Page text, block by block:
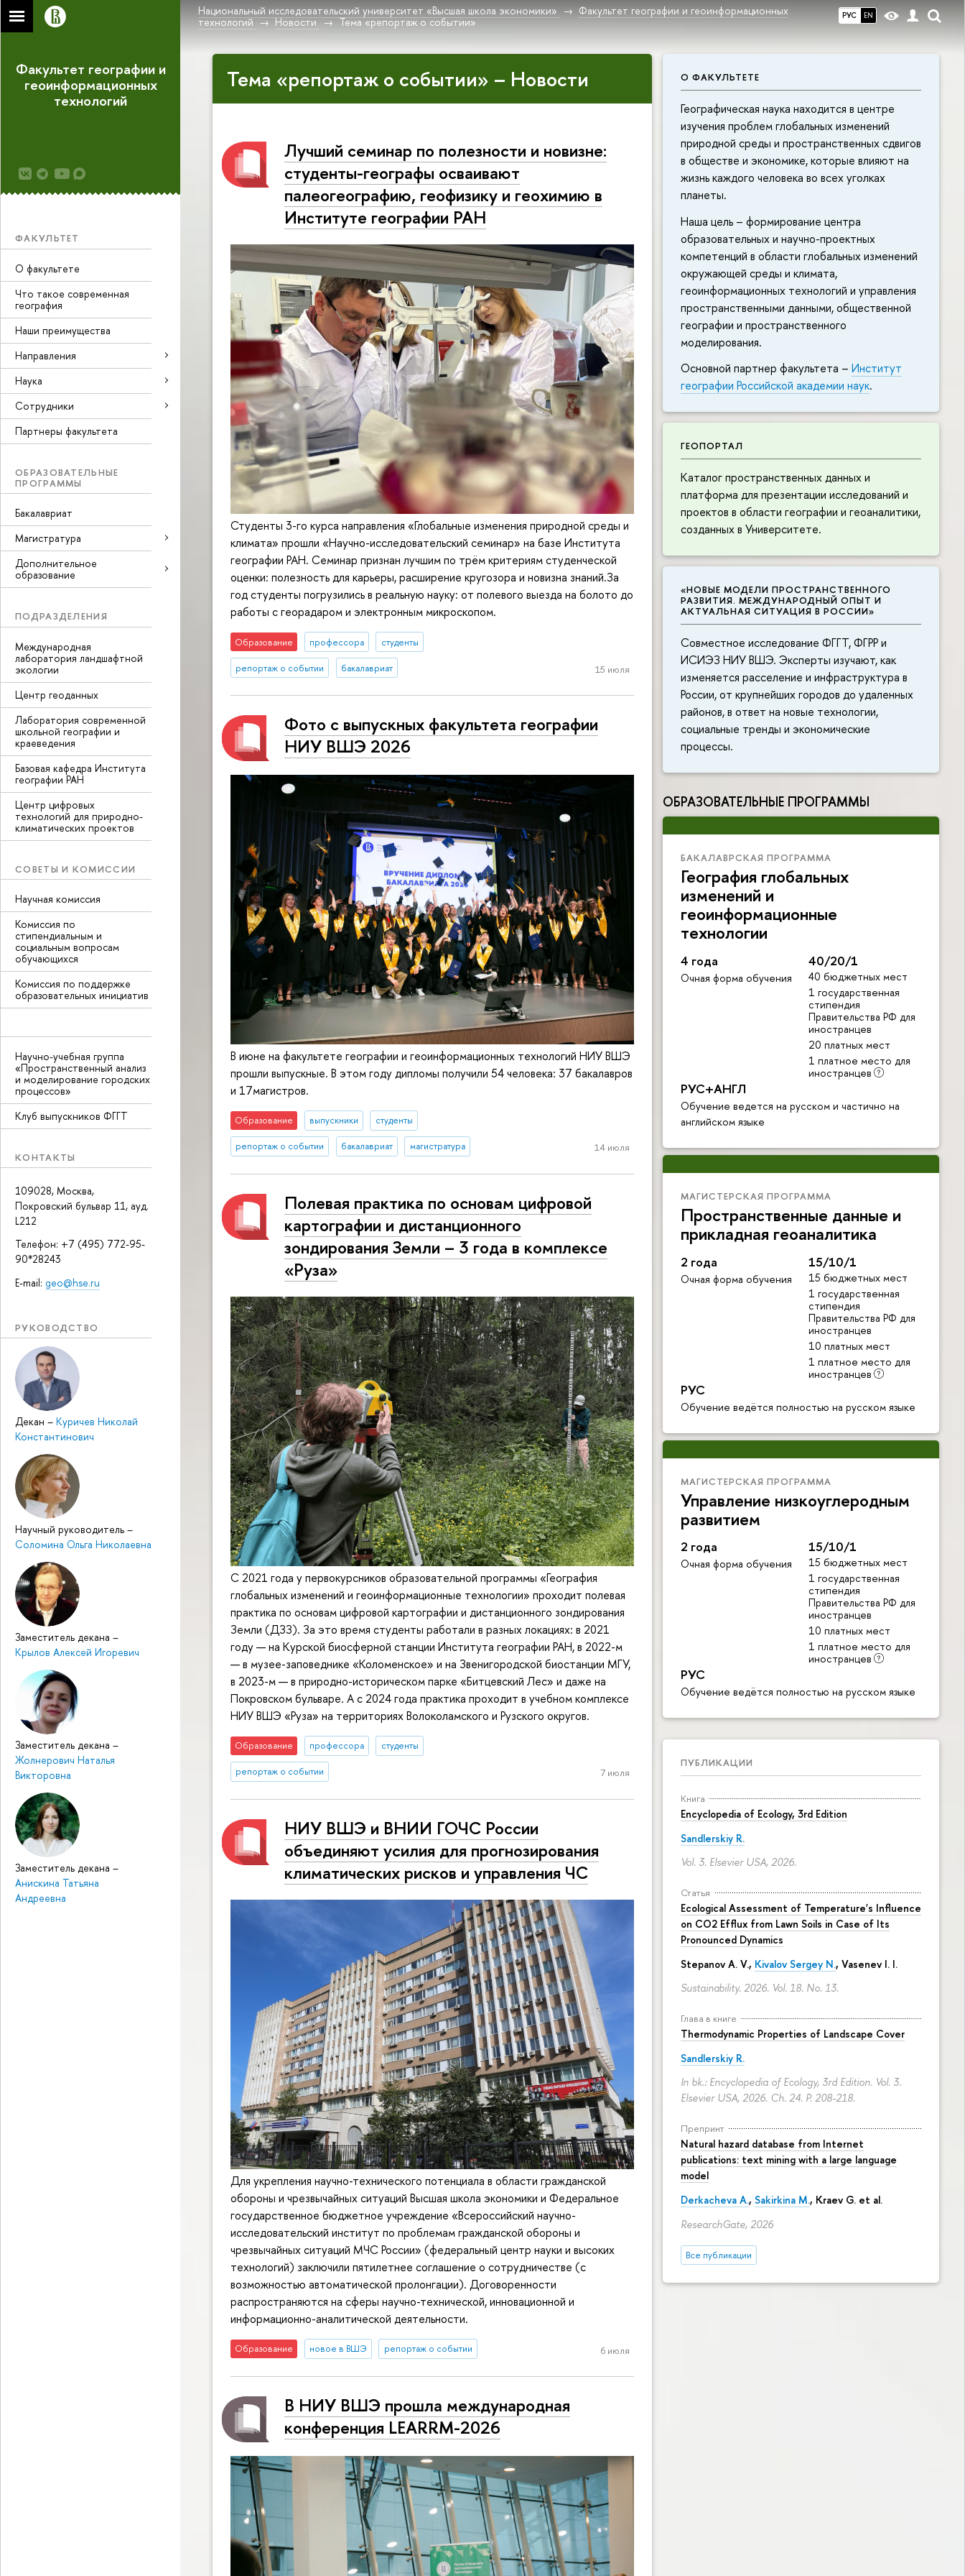
РУС EN
Национальный исследовательский университет «Высшая школа экономики»
Факультет географии и геоинформационных
технологий
Новости Тема «репортаж о событии»
Факультет географии и
геоинформационных
технологий
ФАКУЛЬТЕТ
О факультете
Что такое современная
география
Наши преимущества
Направления
Наука
Cотрудники
Партнеры факультета
ОБРАЗОВАТЕЛЬНЫЕ
ПРОГРАММЫ
Бакалавриат
Магистратура
Дополнительное
образование
ПОДРАЗДЕЛЕНИЯ
Международная
лаборатория ландшафтной
экологии
Центр геоданных
Лаборатория современной
школьной географии и
краеведения
Базовая кафедра Института
географии РАН
Центр цифровых
технологий для природно-
климатических проектов
СОВЕТЫ И КОМИССИИ
Научная комиссия
Комиссия по
стипендиальным и
социальным вопросам
обучающихся
Комиссия по поддержке
образовательных инициатив
Научно-учебная группа
«Пространственный анализ
и моделирование городских
процессов»
Клуб выпускников ФГГТ
КОНТАКТЫ
109028, Москва,
Покровский бульвар 11, ауд.
L212
Телефон: +7 (495) 772-95-
90*28243
E-mail: geo@hse.ru
РУКОВОДСТВО
Декан – Куричев Николай
Константинович
Научный руководитель –
Соломина Ольга Николаевна
Заместитель декана –
Крылов Алексей Игоревич
Заместитель декана –
Жолнерович Наталья
Викторовна
Заместитель декана –
Анискина Татьяна
Андреевна
О ФАКУЛЬТЕТЕ
Географическая наука находится в центре
изучения проблем глобальных изменений
природной среды и пространственных сдвигов
в обществе и экономике, которые влияют на
жизнь каждого человека во всех уголках
планеты.
Наша цель – формирование центра
образовательных и научно-проектных
компетенций в области глобальных изменений
окружающей среды и климата,
геоинформационных технологий и управления
пространственными данными, общественной
географии и пространственного
моделирования.
Основной партнер факультета – Институт
географии Российской академии наук.
ГЕОПОРТАЛ
Каталог пространственных данных и
платформа для презентации исследований и
проектов в области географии и геоаналитики,
созданных в Университете.
«НОВЫЕ МОДЕЛИ ПРОСТРАНСТВЕННОГО
РАЗВИТИЯ. МЕЖДУНАРОДНЫЙ ОПЫТ И
АКТУАЛЬНАЯ СИТУАЦИЯ В РОССИИ»
Совместное исследование ФГГТ, ФГРР и
ИСИЭЗ НИУ ВШЭ. Эксперты изучают, как
изменяется расселение и инфраструктура в
России, от крупнейших городов до удаленных
районов, в ответ на новые технологии,
социальные тренды и экономические
процессы.
ОБРАЗОВАТЕЛЬНЫЕ ПРОГРАММЫ
БАКАЛАВРСКАЯ ПРОГРАММА
География глобальных
изменений и
геоинформационные
технологии
4 года
Очная форма обучения
40/20/1
40 бюджетных мест
1 государственная
стипендия
Правительства РФ для
иностранцев
20 платных мест
1 платное место для
иностранцев
РУС+АНГЛ
Обучение ведется на русском и частично на
английском языке
МАГИСТЕРСКАЯ ПРОГРАММА
Пространственные данные и
прикладная геоаналитика
2 года
Очная форма обучения
15/10/1
15 бюджетных мест
1 государственная
стипендия
Правительства РФ для
иностранцев
10 платных мест
1 платное место для
иностранцев
РУС
Обучение ведётся полностью на русском языке
МАГИСТЕРСКАЯ ПРОГРАММА
Управление низкоуглеродным
развитием
2 года
Очная форма обучения
15/10/1
15 бюджетных мест
1 государственная
стипендия
Правительства РФ для
иностранцев
10 платных мест
1 платное место для
иностранцев
РУС
Обучение ведётся полностью на русском языке
ПУБЛИКАЦИИ
Книга
Encyclopedia of Ecology, 3rd Edition
Sandlerskiy R.
Vol. 3. Elsevier USA, 2026.
Статья
Ecological Assessment of Temperature's Influence
on CO2 Efflux from Lawn Soils in Case of Its
Pronounced Dynamics
Stepanov A. V., Kivalov Sergey N., Vasenev I. I.
Sustainability. 2026. Vol. 18. No. 13.
Глава в книге
Thermodynamic Properties of Landscape Cover
Sandlerskiy R.
In bk.: Encyclopedia of Ecology, 3rd Edition. Vol. 3.
Elsevier USA, 2026. Ch. 24. P. 208-218.
Препринт
Natural hazard database from Internet
publications: text mining with a large language
model
Derkacheva A., Sakirkina M., Kraev G. et al.
ResearchGate, 2026
Все публикации
Тема «репортаж о событии» – Новости
Лучший семинар по полезности и новизне:
студенты-географы осваивают
палеогеографию, геофизику и геохимию в
Институте географии РАН
Студенты 3-го курса направления «Глобальные изменения природной среды и
климата» прошли «Научно-исследовательский семинар» на базе Института
географии РАН. Семинар признан лучшим по трём критериям студенческой
оценки: полезность для карьеры, расширение кругозора и новизна знаний.За
год студенты погрузились в реальную науку: от полевого выезда на болото до
работы с георадаром и электронным микроскопом.
Образование профессора студенты
репортаж о событии бакалавриат 15 июля
Фото с выпускных факультета географии
НИУ ВШЭ 2026
В июне на факультете географии и геоинформационных технологий НИУ ВШЭ
прошли выпускные. В этом году дипломы получили 54 человека: 37 бакалавров
и 17магистров.
Образование выпускники студенты
репортаж о событии бакалавриат магистратура 14 июля
Полевая практика по основам цифровой
картографии и дистанционного
зондирования Земли – 3 года в комплексе
«Руза»
С 2021 года у первокурсников образовательной программы «География
глобальных изменений и геоинформационные технологии» проходит полевая
практика по основам цифровой картографии и дистанционного зондирования
Земли (ДЗЗ). За это время студенты работали в разных локациях: в 2021
году — на Курской биосферной станции Института географии РАН, в 2022-м
— в музее-заповеднике «Коломенское» и на Звенигородской биостанции МГУ,
в 2023-м — в природно-историческом парке «Битцевский Лес» и даже на
Покровском бульваре. А с 2024 года практика проходит в учебном комплексе
НИУ ВШЭ «Руза» на территориях Волоколамского и Рузского округов.
Образование профессора студенты
репортаж о событии 7 июля
НИУ ВШЭ и ВНИИ ГОЧС России
объединяют усилия для прогнозирования
климатических рисков и управления ЧС
Для укрепления научно-технического потенциала в области гражданской
обороны и чрезвычайных ситуаций Высшая школа экономики и Федеральное
государственное бюджетное учреждение «Всероссийский научно-
исследовательский институт по проблемам гражданской обороны и
чрезвычайных ситуаций МЧС России» (федеральный центр науки и высоких
технологий) заключили пятилетнее соглашение о сотрудничестве (c
возможностью автоматической пролонгации). Договоренности
распространяются на сферы научно-технической, инновационной и
информационно-аналитической деятельности.
Образование новое в ВШЭ репортаж о событии 6 июля
В НИУ ВШЭ прошла международная
конференция LEARRM-2026